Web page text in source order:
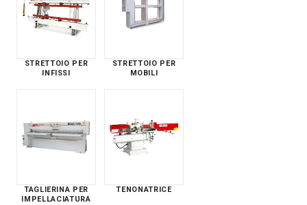
STRETTOIO PER
INFISSI
STRETTOIO PER
MOBILI
TAGLIERINA PER
IMPELLACIATURA
TENONATRICE